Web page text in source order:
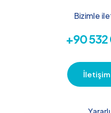
Bizimle
+90 532
İletişim